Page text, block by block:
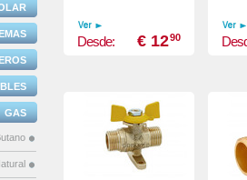
Desde: € 1290
GAS